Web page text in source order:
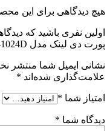
هیچ دیدگاهی برای این
پورت دی لینک مدل DES-1024D”
نشانی ایمیل شما منتشر
علامت‌گذاری شده‌اند *
امتیاز شما *
دیدگاه شما *